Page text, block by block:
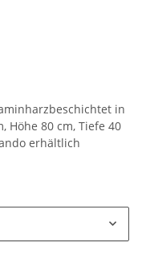
in
Höhe 80 cm, Tiefe 40
erhältlich